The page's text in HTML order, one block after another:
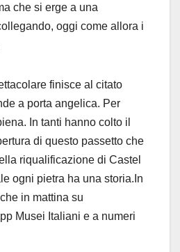
che si erge a una
oggi come allora i
finisce al citato
a porta angelica. Per
In tanti hanno colto il
di questo passetto che
riqualificazione di Castel
ogni pietra ha una storia.In
in mattina su
Musei Italiani e a numeri